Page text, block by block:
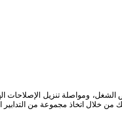
ومواصلة تنزيل الإصلاحات
خلال اتخاذ مجموعة من التدابير